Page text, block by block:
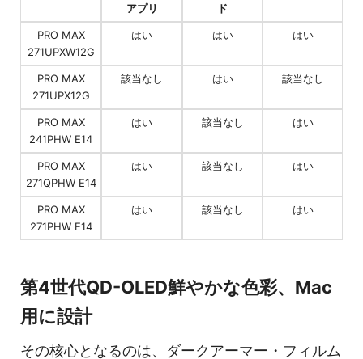
アプリ
ド
PRO MAX
271UPXW12G
はい はい はい
PRO MAX
271UPX12G
該当なし はい 該当なし
PRO MAX
241PHW E14
はい 該当なし はい
PRO MAX
271QPHW E14
はい 該当なし はい
PRO MAX
271PHW E14
はい 該当なし はい
第4世代QD-OLED鮮やかな色彩、Mac
用に設計
その核心となるのは、ダークアーマー・フィルム